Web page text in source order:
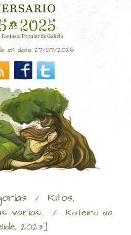
en data 27/07/2026
/ Ritos,
varias.. / Roteiro da
2023]